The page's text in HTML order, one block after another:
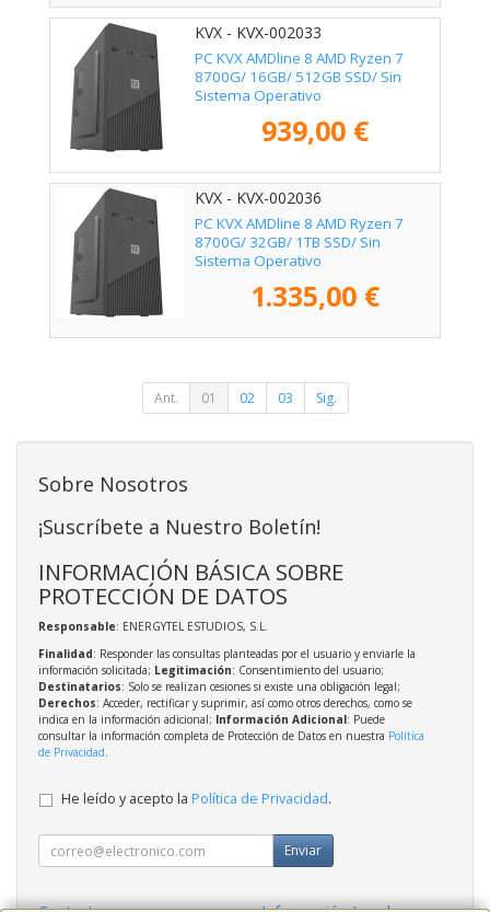
KVX - KVX-002033
PC KVX AMDline 8 AMD Ryzen 7
8700G/ 16GB/ 512GB SSD/ Sin
Sistema Operativo
939,00 €
KVX - KVX-002036
PC KVX AMDline 8 AMD Ryzen 7
8700G/ 32GB/ 1TB SSD/ Sin
Sistema Operativo
1.335,00 €
Ant. 01 02 03 Sig.
Sobre Nosotros
¡Suscríbete a Nuestro Boletín!
INFORMACIÓN BÁSICA SOBRE
PROTECCIÓN DE DATOS
Responsable: ENERGYTEL ESTUDIOS, S.L.
Finalidad: Responder las consultas planteadas por el usuario y enviarle la
información solicitada; Legitimación: Consentimiento del usuario;
Destinatarios: Solo se realizan cesiones si existe una obligación legal;
Derechos: Acceder, rectificar y suprimir, así como otros derechos, como se
indica en la información adicional; Información Adicional: Puede
consultar la información completa de Protección de Datos en nuestra Política
de Privacidad.
He leído y acepto la Política de Privacidad.
Enviar